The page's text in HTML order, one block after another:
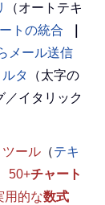
（オートテキ
トの統合
メール送信
タ
（太字の
／イタリック
ツール （テキ
50+チャート
用的な数式